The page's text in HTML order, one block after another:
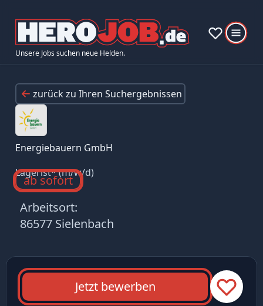
Unsere Jobs suchen neue Helden.
zurück zu Ihren Suchergebnissen
Energiebauern GmbH
Lagerist* (m/w/d)
ab sofort
Arbeitsort:
86577 Sielenbach
Jetzt bewerben